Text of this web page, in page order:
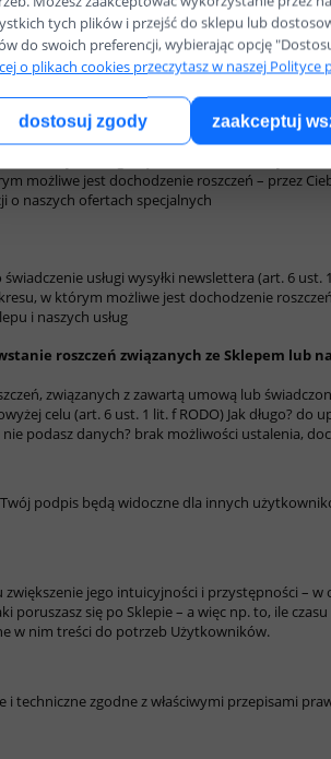
po stronie internetowej Sklepu, celem
prywatności)Na jakiej podstawie?Nasz prawnie
lub usunięcia przez Ciebie plików
ze Sklepu w pracach nad jego rozwojem
marketingowych (np. informacji o ofertach
Na jakiej podstawie?Twoja zgoda na
wycofać zgodę. Przetwarzanie danych
możliwe jest dochodzenie roszczeń – przez
o naszych ofertach specjalnych
usługi wysyłki newslettera (art. 6 ust.
w którym możliwe jest dochodzenie
i naszych usług
roszczeń związanych ze Sklepem lub
związanych z zawartą umową lub
celu (art. 6 ust. 1 lit. f RODO) Jak długo? do
podasz danych? brak możliwości ustalenia,
podpis będą widoczne dla innych
jego intuicyjności i przystępności –
poruszasz się po Sklepie – a więc np. to, ile
w nim treści do potrzeb Użytkowników.
zgodne z właściwymi przepisami
tych plików i przejść do sklepu lub
do swoich preferencji, wybierając opcję
o plikach cookies przeczytasz w naszej Polityce
dostosuj zgody zaakceptuj